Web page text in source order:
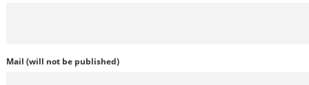
Mail (will not be published)